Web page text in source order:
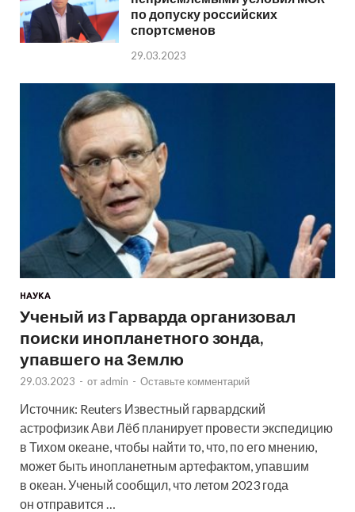
по допуску российских
спортсменов
29.03.2023
НАУКА
Ученый из Гарварда организовал
поиски инопланетного зонда,
упавшего на Землю
29.03.2023 - от admin - Оставьте комментарий
Источник: Reuters Известный гарвардский
астрофизик Ави Лёб планирует провести экспедицию
в Тихом океане, чтобы найти то, что, по его мнению,
может быть инопланетным артефактом, упавшим
в океан. Ученый сообщил, что летом 2023 года
он отправится …